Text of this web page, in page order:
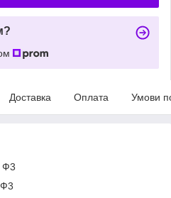
Доставка Оплата Умови
Ф3